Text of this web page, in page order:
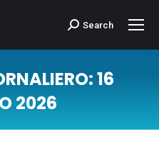
Cerca:Search
16
2026